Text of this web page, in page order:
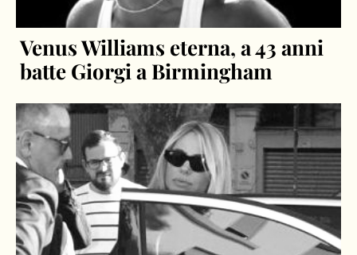
Venus Williams eterna, a 43 anni
batte Giorgi a Birmingham